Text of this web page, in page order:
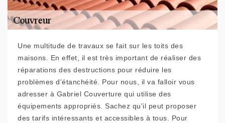
Une multitude de travaux se fait sur les toits des
maisons. En effet, il est très important de réaliser des
réparations des destructions pour réduire les
problèmes d'étanchéité. Pour nous, il va falloir vous
adresser à Gabriel Couverture qui utilise des
équipements appropriés. Sachez qu'il peut proposer
des tarifs intéressants et accessibles à tous. Pour